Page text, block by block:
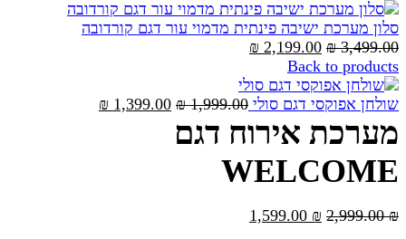
סלון מערכת ישיבה פינתית מדמוי עור דגם קורדובה
3,499.00
₪ המחיר
המקורי
היה:
3,499.00 ₪.
2,199.00
₪
הוא:
2,199.00 ₪.
Back to products
שולחן אפוקסי דגם סולי 1,999.00
₪ המחיר
1,399.00
₪
מערכת אירוח דגם
WELCOME
2,999.00₪
המחיר
1,599.00 ₪